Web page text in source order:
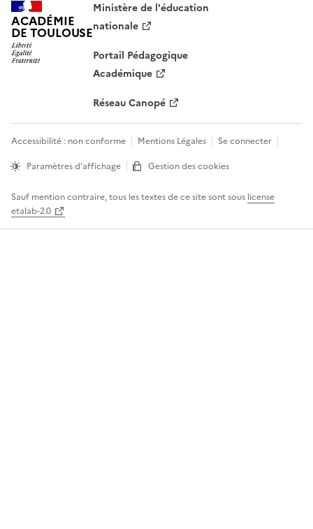
ACADÉMIE
DE TOULOUSE
Ministère de l'éducation
nationale
Portail Pédagogique
Académique
Réseau Canopé
Accessibilité : non conforme Mentions Légales
Se connecter
Paramètres d'affichage
Gestion des cookies
Sauf mention contraire, tous les textes de ce site sont sous license
etalab-2.0